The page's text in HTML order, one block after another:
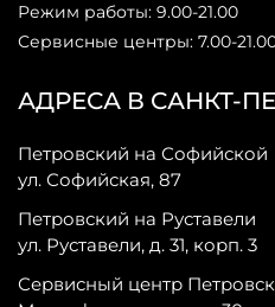
АДРЕСА В САНКТ-
Петровский на Софийской
ул. Софийская, 87
Петровский на Руставели
ул. Руставели, д. 31, корп. 3
Сервисный центр
Режим работы: 9.00-21.00
Сервисные центры: 7.00-